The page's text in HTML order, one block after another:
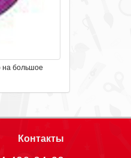
на большое
Контакты